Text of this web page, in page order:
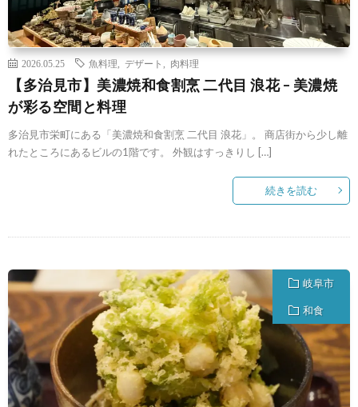
2026.05.25 魚料理 デザート 肉料理
【多治見市】美濃焼和食割烹 二代目 浪花 – 美濃焼
が彩る空間と料理
多治見市栄町にある「美濃焼和食割烹 二代目 浪花」。 商店街から少し離
れたところにあるビルの1階です。 外観はすっきりし […]
続きを読む
岐阜市
和食